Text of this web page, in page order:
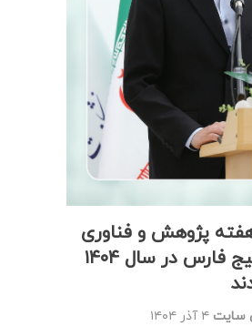
پژوهش و فناوری
دانشگاه خلیج فارس در سال ۱۴۰۴
سایت ۴ آذر ۱۴۰۴